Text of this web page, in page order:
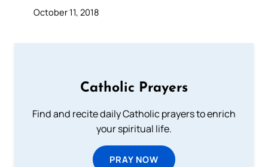
October 11, 2018
Catholic Prayers
Find and recite daily Catholic prayers to enrich
your spiritual life.
PRAY NOW